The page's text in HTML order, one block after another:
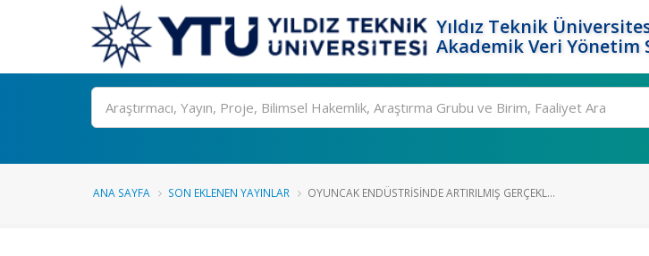
Yıldız Teknik
Akademik Veri Yönetim
Ara
ANA SAYFA SON EKLENEN YAYINLAR OYUNCAK ENDÜSTRISINDE ARTIRILMIŞ GERÇEKL...